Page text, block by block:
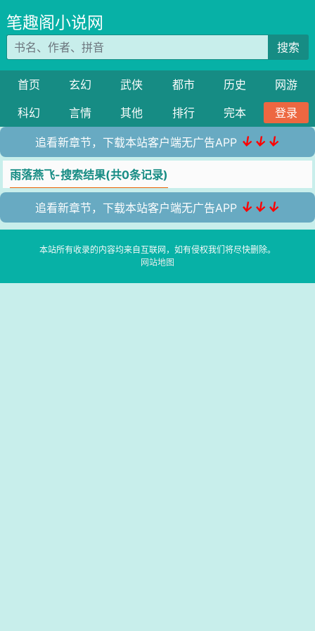
笔趣阁小说网
搜索
首页 玄幻 武侠 都市 历史
网游
科幻
言情 其他 排行 完本 登录
追看新章节，下载本站客户端无广告APP ↓↓↓
雨落燕飞-搜索结果(共0条记录)
追看新章节，下载本站客户端无广告APP ↓↓↓
本站所有收录的内容均来自互联网，如有侵权我们将尽快删除。
网站地图